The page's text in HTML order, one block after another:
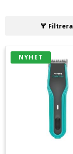
Filtrera
NYHET